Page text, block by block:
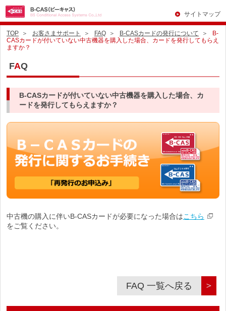
サイトマップ
TOP お客さまサポート FAQ B-CASカードの発行について
B-
CASカードが付いていない中古機器を購入した場合、カードを発行してもらえ
ますか？
FAQ
B-CASカードが付いていない中古機器を購入した場合、カ
ードを発行してもらえますか？
中古機の購入に伴いB-CASカードが必要になった場合はこちら
をご覧ください。
FAQ 一覧へ戻る ＞